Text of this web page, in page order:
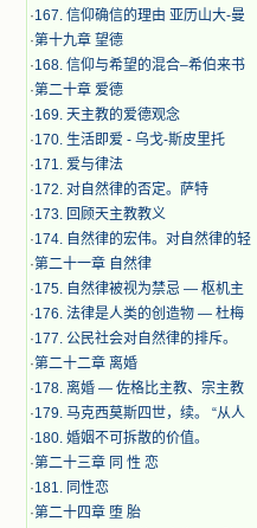
·167. 信仰确信的理由 亚历山大-曼
·第十九章 望德
·168. 信仰与希望的混合–希伯来书
·第二十章 爱德
·169. 天主教的爱德观念
·170. 生活即爱 - 乌戈-斯皮里托
·171. 爱与律法
·172. 对自然律的否定。萨特
·173. 回顾天主教教义
·174. 自然律的宏伟。对自然律的轻
·第二十一章 自然律
·175. 自然律被视为禁忌 — 枢机主
·176. 法律是人类的创造物 — 杜梅
·177. 公民社会对自然律的排斥。
·第二十二章 离婚
·178. 离婚 — 佐格比主教、宗主教
·179. 马克西莫斯四世，续。 “从人
·180. 婚姻不可拆散的价值。
·第二十三章 同 性 恋
·181. 同性恋
·第二十四章 堕 胎